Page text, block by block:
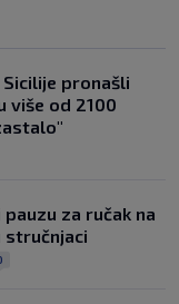
Sicilije pronašli
više od 2100
za ručak na
stručnjaci